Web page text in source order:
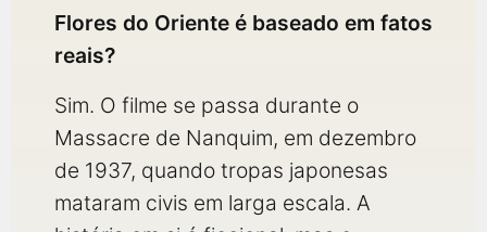
Flores do Oriente é baseado em fatos
reais?
Sim. O filme se passa durante o
Massacre de Nanquim, em dezembro
de 1937, quando tropas japonesas
mataram civis em larga escala. A